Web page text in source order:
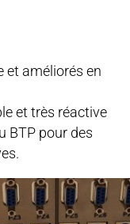
et améliorés en
et très réactive
BTP pour des